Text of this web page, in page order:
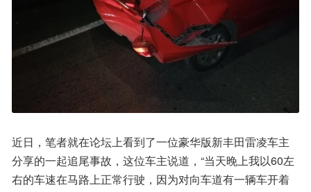
近日，笔者就在论坛上看到了一位豪华版新丰田雷凌车主
分享的一起追尾事故，这位车主说道，“当天晚上我以60左
右的车速在马路上正常行驶，因为对向车道有一辆车开着